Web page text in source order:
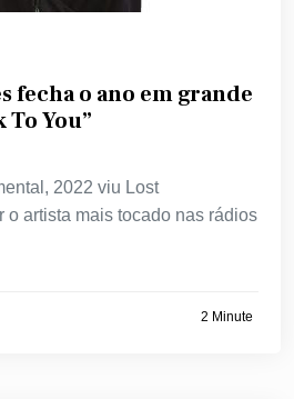
fecha o ano em grande
To You”
2022 viu Lost
o artista mais tocado nas rádios
2 Minute